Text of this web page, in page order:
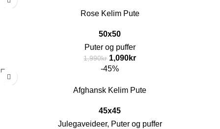
Rose Kelim Pute
50x50
Puter og puffer
1,990kr 1,090kr
-45%
Afghansk Kelim Pute
45x45
Julegaveideer, Puter og puffer